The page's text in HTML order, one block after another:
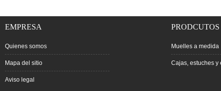
EMPRESA
Quienes somos
Mapa del sitio
Aviso legal
PRODCUTOS
Muelles a medida
Cajas, estuches y